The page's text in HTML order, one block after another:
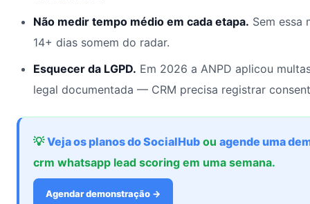
Não medir tempo médio em cada etapa. Sem essa
14+ dias somem do radar.
Esquecer da LGPD. Em 2026 a ANPD aplicou
legal documentada — CRM precisa registrar
💡Veja os planos do SocialHub ou agende uma
crm whatsapp lead scoring em uma semana.
Agendar demonstração →